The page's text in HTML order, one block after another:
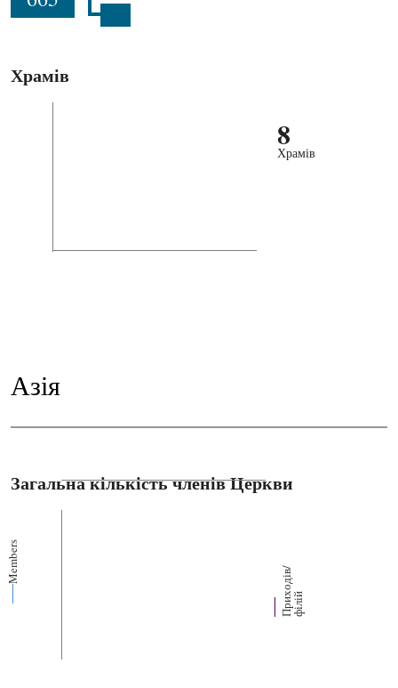
Храмів
8
Храмів
Азія
Загальна кількість членів Церкви
Members
П
р
их
о
д
і
в
/
ф
і
л
ій